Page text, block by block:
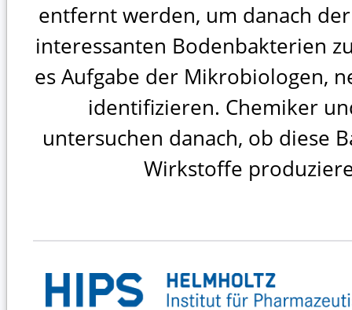
entfernt werden, um danach
interessanten Bodenbakterien
es Aufgabe der Mikrobiologen,
identifizieren. Chemiker
untersuchen danach, ob diese
Wirkstoffe